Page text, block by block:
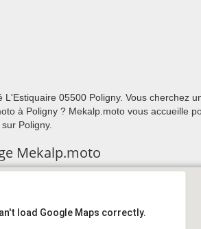
05500 Poligny. Vous cherchez
à Poligny ? Mekalp.moto vous accueille
Poligny.
Mekalp.moto
load Google Maps correctly.